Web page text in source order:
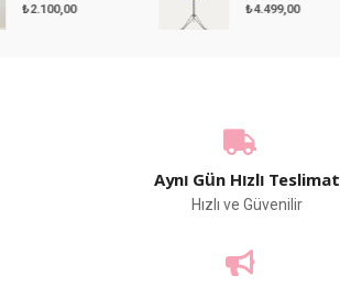
2.100,00 4.499,00
Aynı Gün Hızlı Teslimat
Hızlı ve Güvenilir